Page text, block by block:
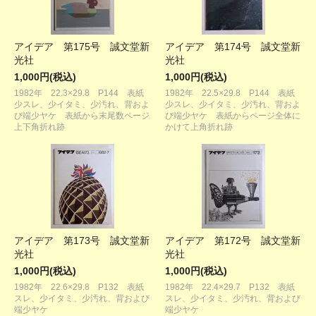
アイデア 第175号 誠文堂新
光社
1,000円(税込)
1982年 22.3×29.8 P144 表紙
少スレ、少イタミ、少汚れ、背およ
び端少ヤケ 表紙から末尾数ページ
上下角折れ跡
アイデア 第174号 誠文堂新
光社
1,000円(税込)
1982年 22.5×29.8 P144 表紙
少スレ、少イタミ、少汚れ、背およ
び端少ヤケ 表紙からページ全体に
かけて上角折れ跡
アイデア 第173号 誠文堂新
光社
1,000円(税込)
1982年 22.6×29.8 P132 表紙
スレ、少イタミ、少汚れ、背および
端少ヤケ
アイデア 第172号 誠文堂新
光社
1,000円(税込)
1982年 22.4×29.7 P132 表紙
スレ、少イタミ、少汚れ、背および
端少ヤケ